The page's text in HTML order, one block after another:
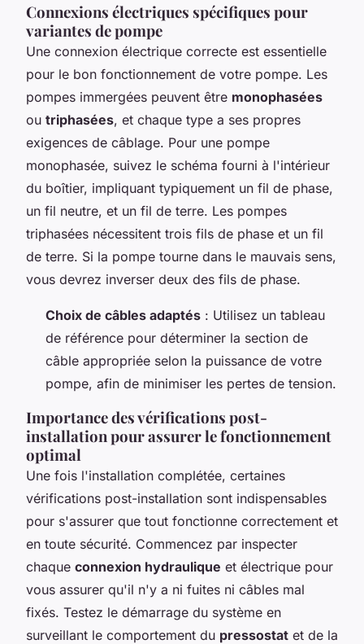
Connexions électriques spécifiques pour
variantes de pompe
Une connexion électrique correcte est essentielle
pour le bon fonctionnement de votre pompe. Les
pompes immergées peuvent être monophasées
ou triphasées, et chaque type a ses propres
exigences de câblage. Pour une pompe
monophasée, suivez le schéma fourni à l'intérieur
du boîtier, impliquant typiquement un fil de phase,
un fil neutre, et un fil de terre. Les pompes
triphasées nécessitent trois fils de phase et un fil
de terre. Si la pompe tourne dans le mauvais sens,
vous devrez inverser deux des fils de phase.
Choix de câbles adaptés : Utilisez un tableau
de référence pour déterminer la section de
câble appropriée selon la puissance de votre
pompe, afin de minimiser les pertes de tension.
Importance des vérifications post-
installation pour assurer le fonctionnement
optimal
Une fois l'installation complétée, certaines
vérifications post-installation sont indispensables
pour s'assurer que tout fonctionne correctement et
en toute sécurité. Commencez par inspecter
chaque connexion hydraulique et électrique pour
vous assurer qu'il n'y a ni fuites ni câbles mal
fixés. Testez le démarrage du système en
surveillant le comportement du pressostat et de la